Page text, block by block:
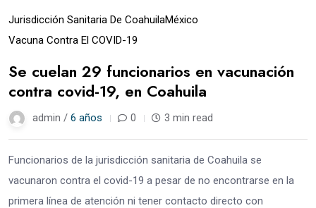
Jurisdicción Sanitaria De CoahuilaMéxico
Vacuna Contra El COVID-19
Se cuelan 29 funcionarios en vacunación
contra covid-19, en Coahuila
admin / 6 años 0 3 min read
Funcionarios de la jurisdicción sanitaria de Coahuila se
vacunaron contra el covid-19 a pesar de no encontrarse en la
primera línea de atención ni tener contacto directo con